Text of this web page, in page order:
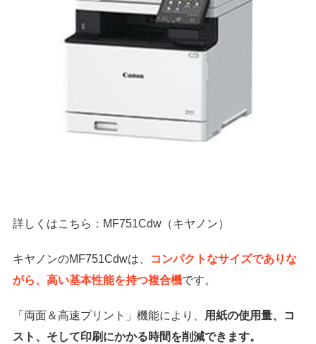
詳しくはこちら：MF751Cdw（キヤノン）
キヤノンのMF751Cdwは、
コンパクトなサイズでありな
がら、高い基本性能を持つ複合機です。
「両面＆高速プリント」機能により、
用紙の使用量、コ
スト、そして印刷にかかる時間を削減できます。